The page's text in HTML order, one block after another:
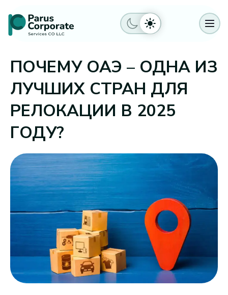
ПОЧЕМУ ОАЭ – ОДНА ИЗ
ЛУЧШИХ СТРАН ДЛЯ
РЕЛОКАЦИИ В 2025
ГОДУ?